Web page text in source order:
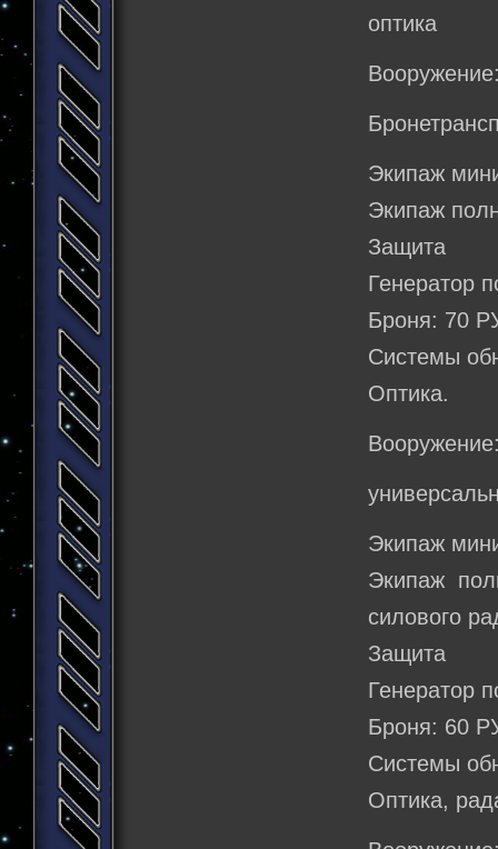
оптика
Экипаж
Экипаж
Защита
Генератор
Броня: 70
Системы
Оптика.
Экипаж
Экипаж
силового
Защита
Генератор
Броня: 60
Системы
Оптика,